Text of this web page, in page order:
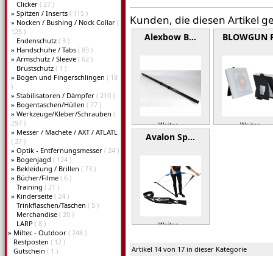
Clicker ( 27 )
» Spitzen / Inserts ( 115 )
» Nocken / Bushing / Nock Collar (
125 )
Endenschutz ( 3 )
» Handschuhe / Tabs ( 83 )
» Armschutz / Sleeve ( 62 )
Brustschutz ( 1 )
» Bogen und Fingerschlingen ( 18
)
» Stabilisatoren / Dämpfer ( 210 )
» Bogentaschen/Hüllen ( 77 )
» Werkzeuge/Kleber/Schrauben (
297 )
» Messer / Machete / AXT / ATLATL
( 37 )
» Optik - Entfernungsmesser ( 24 )
» Bogenjagd ( 124 )
» Bekleidung / Brillen ( 73 )
» Bücher/Filme ( 6 )
Training ( 21 )
» Kinderseite ( 24 )
Trinkflaschen/Taschen ( 5 )
Merchandise ( 20 )
LARP ( 8 )
» Miltec - Outdoor ( 248 )
Restposten ( 12 )
Gutschein ( 1 )
Kunden, die diesen Artikel
Alexbow B…
Weiter »
BLOWGUN
Weiter »
Avalon Sp…
Weiter »
Artikel 14 von 17 in dieser Kategorie